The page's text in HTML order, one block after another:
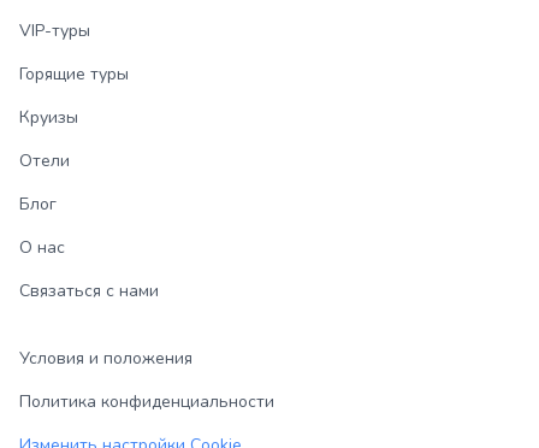
VIP-туры
Горящие туры
Круизы
Отели
Блог
О нас
Связаться с нами
Условия и положения
Политика конфиденциальности